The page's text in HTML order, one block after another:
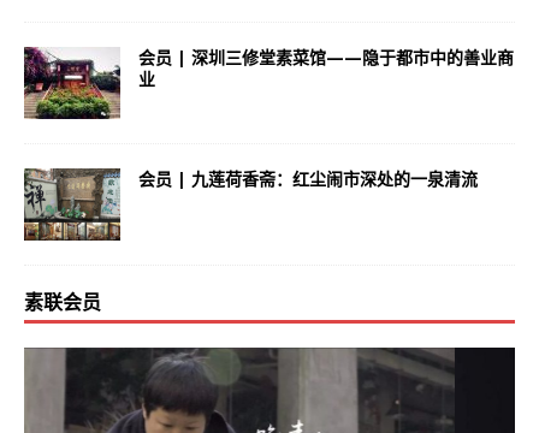
会员 | 深圳三修堂素菜馆——隐于都市中的善业商
业
会员 | 九莲荷香斋：红尘闹市深处的一泉清流
素联会员